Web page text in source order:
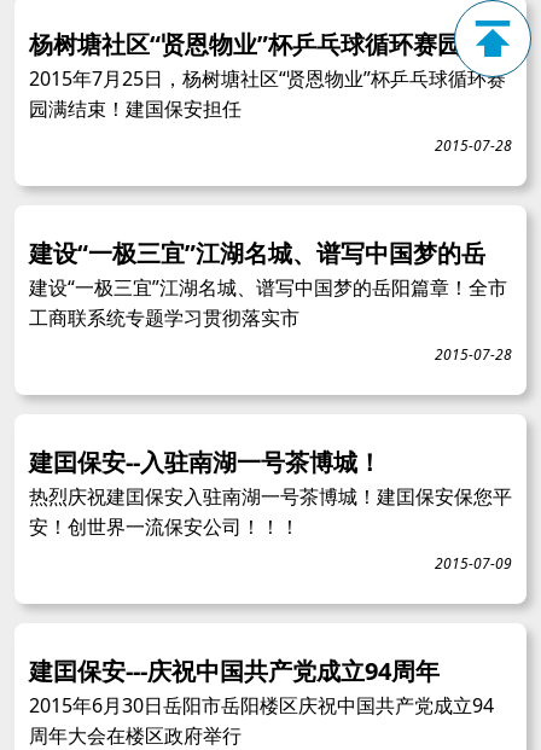
杨树塘社区“贤恩物业”杯乒乓球循环赛园满
2015年7月25日，杨树塘社区“贤恩物业”杯乒乓球循环赛
园满结束！建国保安担任
2015-07-28
建设“一极三宜”江湖名城、谱写中国梦的岳
建设“一极三宜”江湖名城、谱写中国梦的岳阳篇章！全市
工商联系统专题学习贯彻落实市
2015-07-28
建囯保安--入驻南湖一号茶博城！
热烈庆祝建囯保安入驻南湖一号茶博城！建囯保安保您平
安！创世界一流保安公司！！！
2015-07-09
建囯保安---庆祝中国共产党成立94周年
2015年6月30日岳阳市岳阳楼区庆祝中国共产党成立94
周年大会在楼区政府举行